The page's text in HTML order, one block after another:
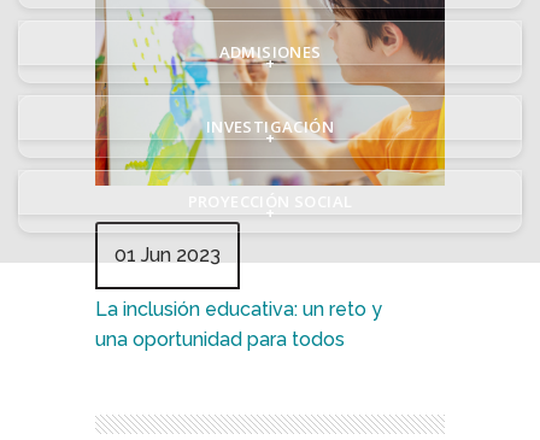
ADMISIONES
+
INVESTIGACIÓN
+
+
01 Jun 2023
La inclusión educativa: un reto y
una oportunidad para todos